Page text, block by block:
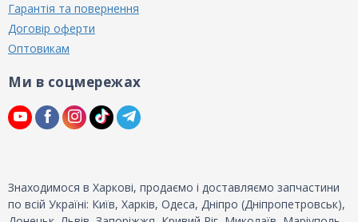
Гарантія та повернення
Договір оферти
Оптовикам
Ми в соцмережах
Знаходимося в Харкові, продаємо і доставляємо запчастини
по всій Україні: Київ, Харків, Одеса, Дніпро (Дніпропетровськ),